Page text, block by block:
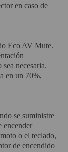
en caso de
Eco AV Mute.
necesaria.
en un 70%,
se suministre
encender
o el teclado,
de encendido